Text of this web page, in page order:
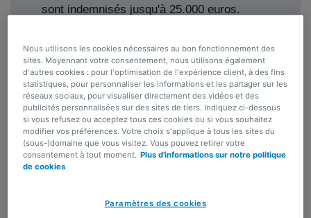
sont indemnisés jusqu'à 25.000 euros.
Voir aussi :
En quoi cette assurance est-elle faite pour moi ?
Que couvre la garantie BOB+ ?
Que dois-je faire en cas de sinistre ?
Nous utilisons les cookies nécessaires au bon fonctionnement des
sites. Moyennant votre consentement, nous utilisons également
d'autres cookies : pour l'optimisation de l'expérience client, à des fins
statistiques, pour personnaliser les informations et les partager sur les
réseaux sociaux, pour visualiser directement des vidéos et des
publicités personnalisées sur des sites de tiers. Indiquez ci-dessous
si vous refusez ou acceptez tous ces cookies ou si vous souhaitez
modifier vos préférences. Votre choix s'applique à tous les sites du
(sous-)domaine que vous visitez. Vous pouvez retirer votre
consentement à tout moment. Plus d'informations sur notre politique
de cookies
Paramètres des cookies